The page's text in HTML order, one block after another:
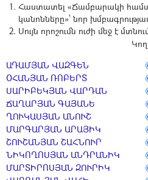
Հաստատել «Ճամբարակի
կանոնները»՝ նոր
Սույն որոշումն ուժի մեջ է
ԱԴԱՄՅԱՆ ՎԱԶԳԵՆ
ՕՀԱՆՅԱՆ ՌՈԲԵՐՏ
ՍԱՐԻԲԵԿՅԱՆ ՎԱՐԴԱՆ
ՃԱՂԱՐՅԱՆ ԳԱՅԱՆԵ
ՂՈՒԿԱՍՅԱՆ ԱՆՈՒՇ
ՄԱՐԳԱՐՅԱՆ ԱՐԱՅԻԿ
ՇՈՒՇԱՆՅԱՆ ՇԱՀՆՈՒՐ
ՆԻԿՈՂՈՍՅԱՆ ԱՆԴՐԱՆԻԿ
ՄԱՐՏԻՐՈՍՅԱՆ ԶՈՒՐԻԿ